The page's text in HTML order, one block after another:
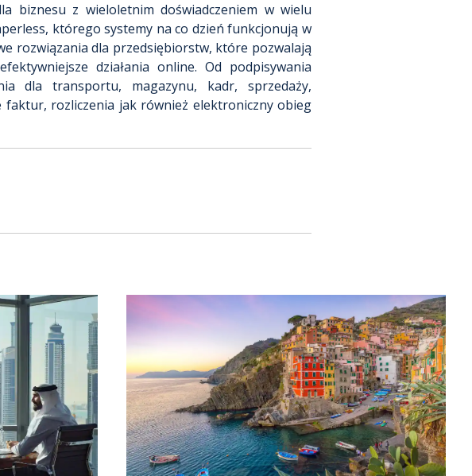
biznesu z wieloletnim doświadczeniem w wielu
którego systemy na co dzień funkcjonują w
rozwiązania dla przedsiębiorstw, które pozwalają
działania online. Od podpisywania
dla transportu, magazynu, kadr, sprzedaży,
faktur, rozliczenia jak również elektroniczny obieg